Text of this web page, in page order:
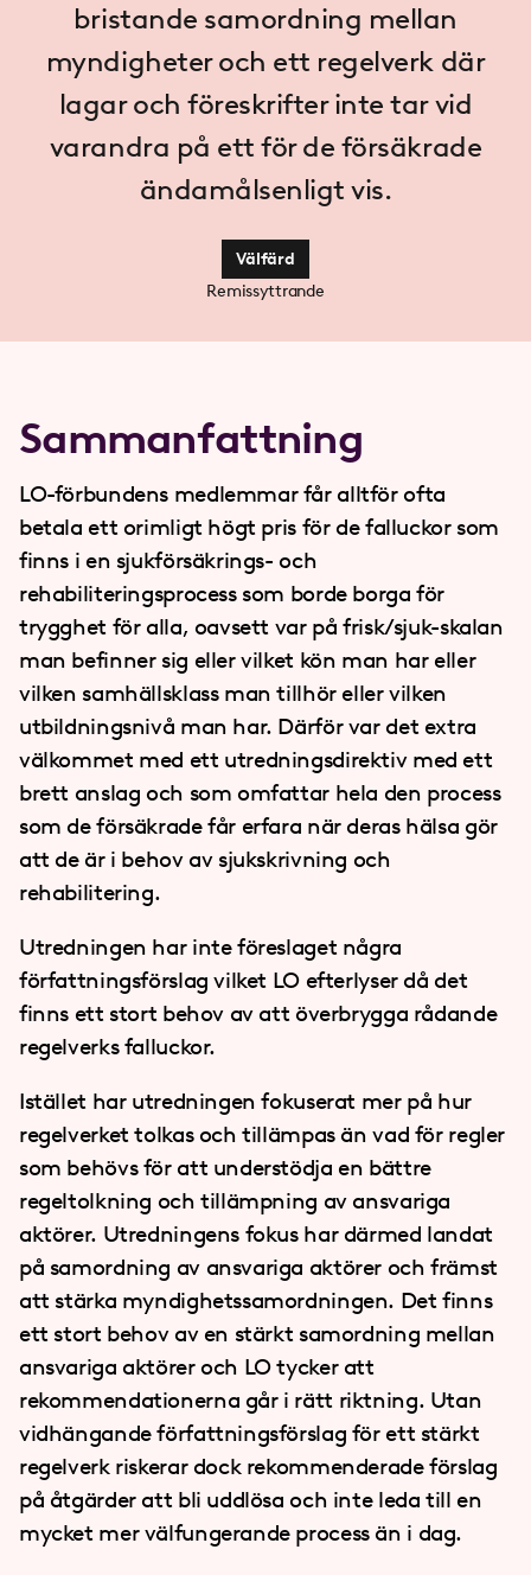
bristande samordning mellan
myndigheter och ett regelverk där
lagar och föreskrifter inte tar vid
varandra på ett för de försäkrade
ändamålsenligt vis.
Välfärd
Remissyttrande
Sammanfattning
LO-förbundens medlemmar får alltför ofta
betala ett orimligt högt pris för de falluckor som
finns i en sjukförsäkrings- och
rehabiliteringsprocess som borde borga för
trygghet för alla, oavsett var på frisk/sjuk-skalan
man befinner sig eller vilket kön man har eller
vilken samhällsklass man tillhör eller vilken
utbildningsnivå man har. Därför var det extra
välkommet med ett utredningsdirektiv med ett
brett anslag och som omfattar hela den process
som de försäkrade får erfara när deras hälsa gör
att de är i behov av sjukskrivning och
rehabilitering.
Utredningen har inte föreslaget några
författningsförslag vilket LO efterlyser då det
finns ett stort behov av att överbrygga rådande
regelverks falluckor.
Istället har utredningen fokuserat mer på hur
regelverket tolkas och tillämpas än vad för regler
som behövs för att understödja en bättre
regeltolkning och tillämpning av ansvariga
aktörer. Utredningens fokus har därmed landat
på samordning av ansvariga aktörer och främst
att stärka myndighetssamordningen. Det finns
ett stort behov av en stärkt samordning mellan
ansvariga aktörer och LO tycker att
rekommendationerna går i rätt riktning. Utan
vidhängande författningsförslag för ett stärkt
regelverk riskerar dock rekommenderade förslag
på åtgärder att bli uddlösa och inte leda till en
mycket mer välfungerande process än i dag.